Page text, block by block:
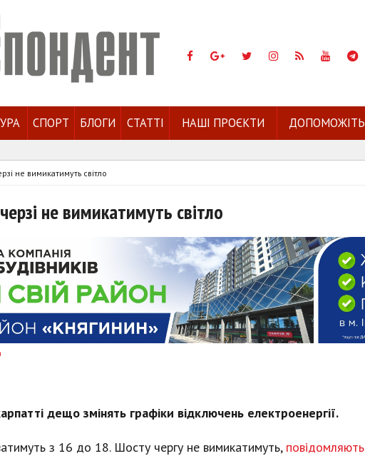
СПОРТ БЛОГИ СТАТТІ НАШІ ПРОЄКТИ ДОПОМОЖІТЬ
не вимикатимуть світло
не вимикатимуть світло
дещо змінять графіки відключень електроенергії.
з 16 до 18. Шосту чергу не вимикатимуть, повідомляють